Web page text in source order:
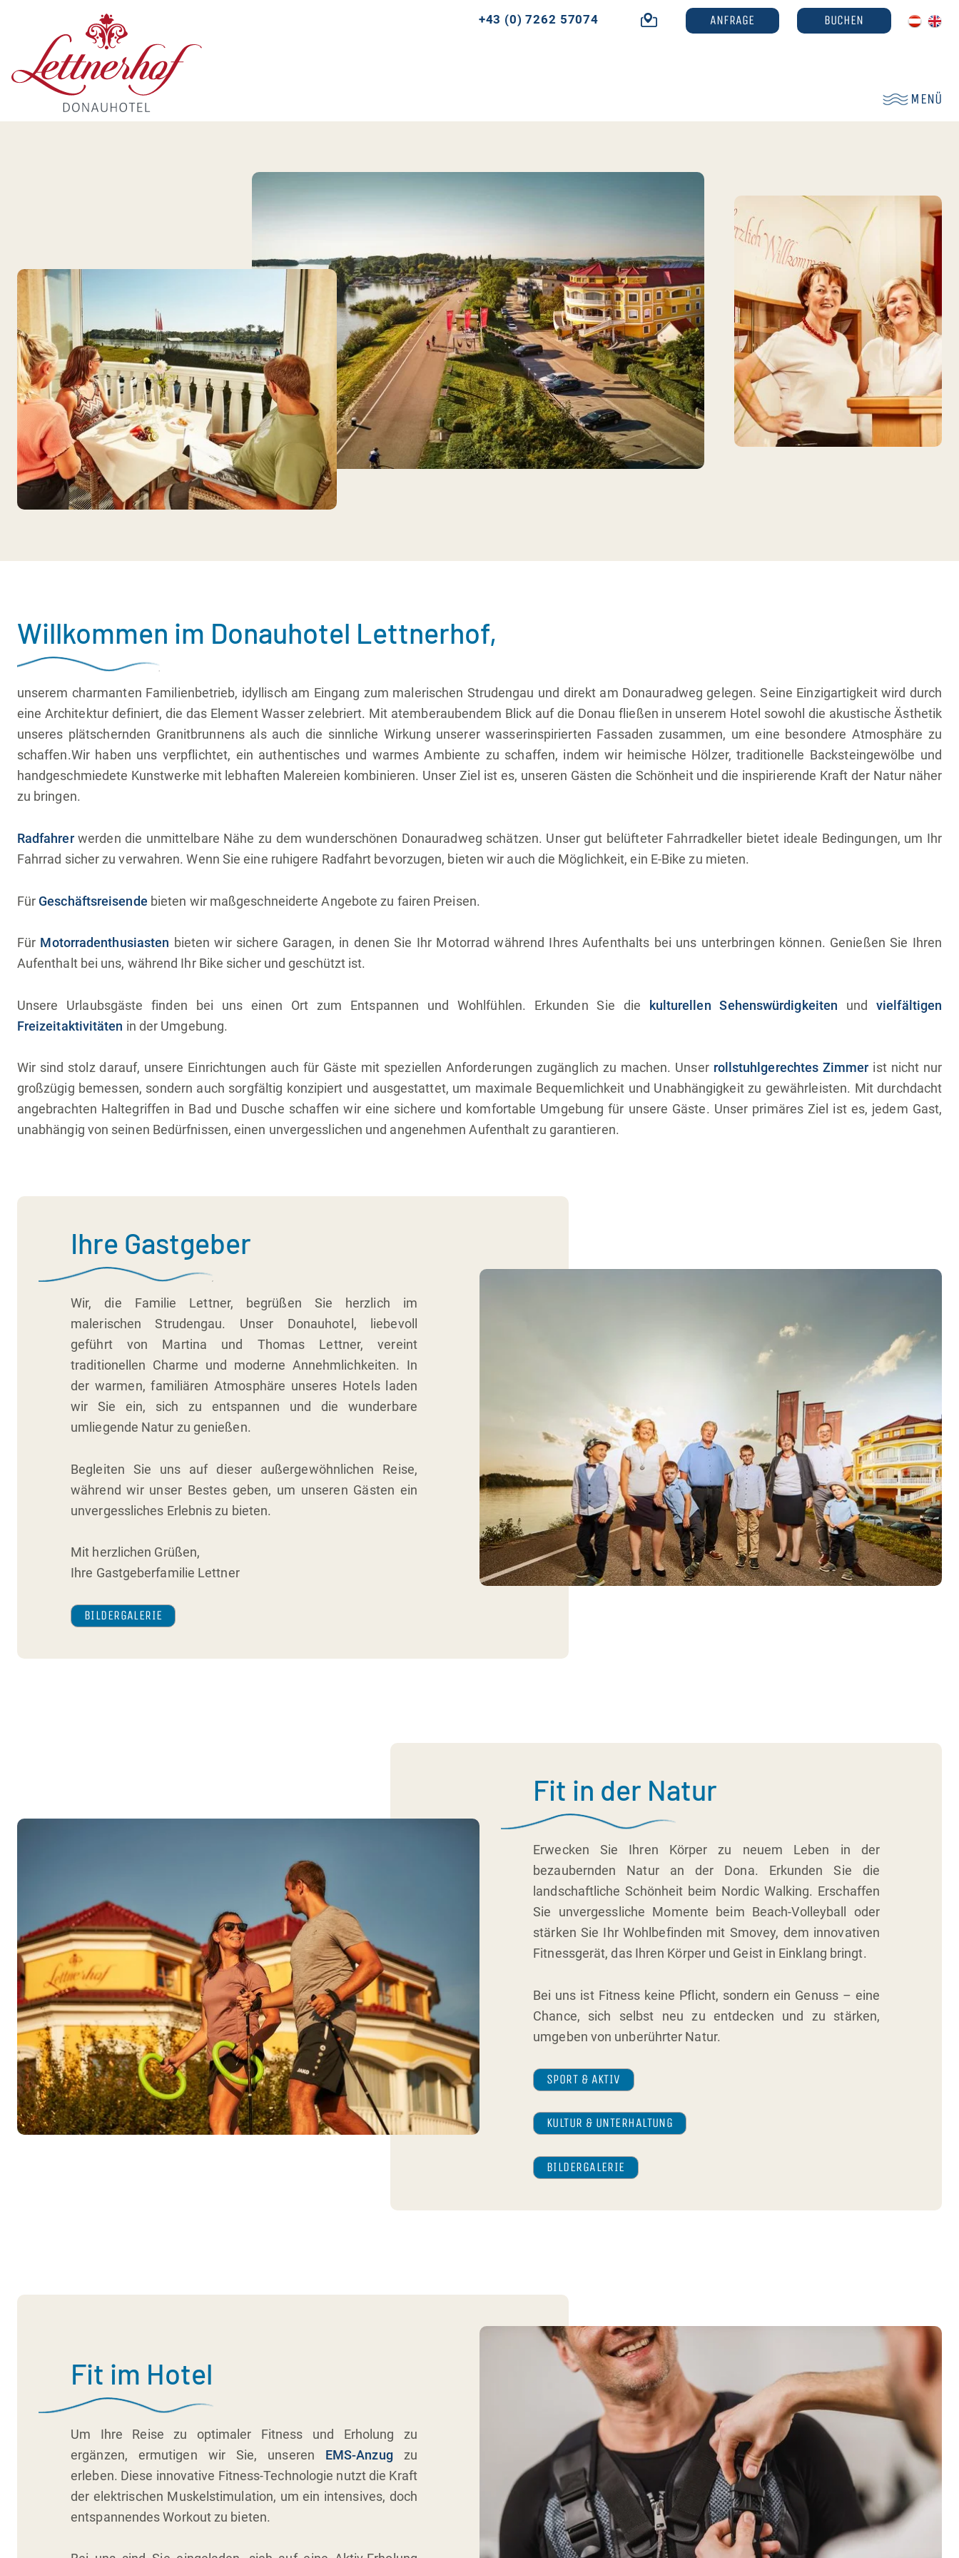
+43 (0) 7262 57074 ANFRAGE BUCHEN
MENÜ
Willkommen im Donauhotel Lettnerhof,
unserem charmanten Familienbetrieb, idyllisch am Eingang zum malerischen Strudengau und direkt am Donauradweg gelegen. Seine Einzigartigkeit wird durch
eine Architektur definiert, die das Element Wasser zelebriert. Mit atemberaubendem Blick auf die Donau fließen in unserem Hotel sowohl die akustische Ästhetik
unseres plätschernden Granitbrunnens als auch die sinnliche Wirkung unserer wasserinspirierten Fassaden zusammen, um eine besondere Atmosphäre zu
schaffen.Wir haben uns verpflichtet, ein authentisches und warmes Ambiente zu schaffen, indem wir heimische Hölzer, traditionelle Backsteingewölbe und
handgeschmiedete Kunstwerke mit lebhaften Malereien kombinieren. Unser Ziel ist es, unseren Gästen die Schönheit und die inspirierende Kraft der Natur näher
zu bringen.
Radfahrerwerden die unmittelbare Nähe zu dem wunderschönen Donauradweg schätzen. Unser gut belüfteter Fahrradkeller bietet ideale Bedingungen, um Ihr
Fahrrad sicher zu verwahren. Wenn Sie eine ruhigere Radfahrt bevorzugen, bieten wir auch die Möglichkeit, ein E-Bike zu mieten.
Für Geschäftsreisende bieten wir maßgeschneiderte Angebote zu fairen Preisen.
Für Motorradenthusiasten bieten wir sichere Garagen, in denen Sie Ihr Motorrad während Ihres Aufenthalts bei uns unterbringen können. Genießen Sie Ihren
Aufenthalt bei uns, während Ihr Bike sicher und geschützt ist.
Unsere Urlaubsgäste finden bei uns einen Ort zum Entspannen und Wohlfühlen. Erkunden Sie die kulturellen Sehenswürdigkeiten undvielfältigen
Freizeitaktivitäten in der Umgebung.
Wir sind stolz darauf, unsere Einrichtungen auch für Gäste mit speziellen Anforderungen zugänglich zu machen. Unser rollstuhlgerechtes Zimmer ist nicht nur
großzügig bemessen, sondern auch sorgfältig konzipiert und ausgestattet, um maximale Bequemlichkeit und Unabhängigkeit zu gewährleisten. Mit durchdacht
angebrachten Haltegriffen in Bad und Dusche schaffen wir eine sichere und komfortable Umgebung für unsere Gäste. Unser primäres Ziel ist es, jedem Gast,
unabhängig von seinen Bedürfnissen, einen unvergesslichen und angenehmen Aufenthalt zu garantieren.
Ihre Gastgeber
Wir, die Familie Lettner, begrüßen Sie herzlich im
malerischen Strudengau. Unser Donauhotel, liebevoll
geführt von Martina und Thomas Lettner, vereint
traditionellen Charme und moderne Annehmlichkeiten. In
der warmen, familiären Atmosphäre unseres Hotels laden
wir Sie ein, sich zu entspannen und die wunderbare
umliegende Natur zu genießen.
Begleiten Sie uns auf dieser außergewöhnlichen Reise,
während wir unser Bestes geben, um unseren Gästen ein
unvergessliches Erlebnis zu bieten.
Mit herzlichen Grüßen,
Ihre Gastgeberfamilie Lettner
BILDER­GALERIE
Fit in der Natur
Erwecken Sie Ihren Körper zu neuem Leben in der
bezaubernden Natur an der Dona. Erkunden Sie die
landschaftliche Schönheit beim Nordic Walking. Erschaffen
Sie unvergessliche Momente beim Beach-Volleyball oder
stärken Sie Ihr Wohlbefinden mit Smovey, dem innovativen
Fitnessgerät, das Ihren Körper und Geist in Einklang bringt.
Bei uns ist Fitness keine Pflicht, sondern ein Genuss – eine
Chance, sich selbst neu zu entdecken und zu stärken,
umgeben von unberührter Natur.
SPORT & AKTIV
KULTUR & UNTERHALTUNG
BILDER­GALERIE
Fit im Hotel
Um Ihre Reise zu optimaler Fitness und Erholung zu
ergänzen, ermutigen wir Sie, unseren EMS-Anzugzu
erleben. Diese innovative Fitness-Technologie nutzt die Kraft
der elektrischen Muskelstimulation, um ein intensives, doch
entspannendes Workout zu bieten.